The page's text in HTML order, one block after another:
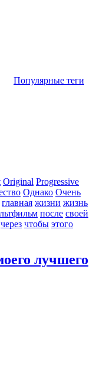
Популярные теги
Original Progressive
Однако Очень
главная жизни жизнь
после своей
через чтобы этого
лучшего